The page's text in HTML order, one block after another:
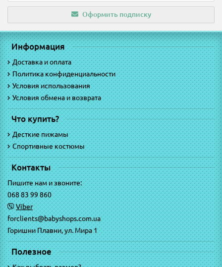
Оформить подписку
Информация
Доставка и оплата
Политика конфиденциальности
Условия использования
Условия обмена и возврата
Что купить?
Десткие пижамы
Спортивные костюмы
Контакты
Пишите нам и звоните:
068 83 99 860
Viber
forclients@babyshops.com.ua
Горишни Плавни, ул. Мира 1
Полезное